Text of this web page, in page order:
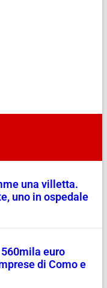
una villetta.
uno in ospedale
euro
di Como e